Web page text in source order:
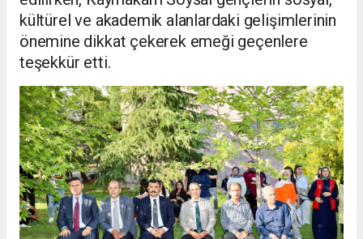
kültürel ve akademik alanlardaki gelişimlerinin
önemine dikkat çekerek emeği geçenlere
teşekkür etti.